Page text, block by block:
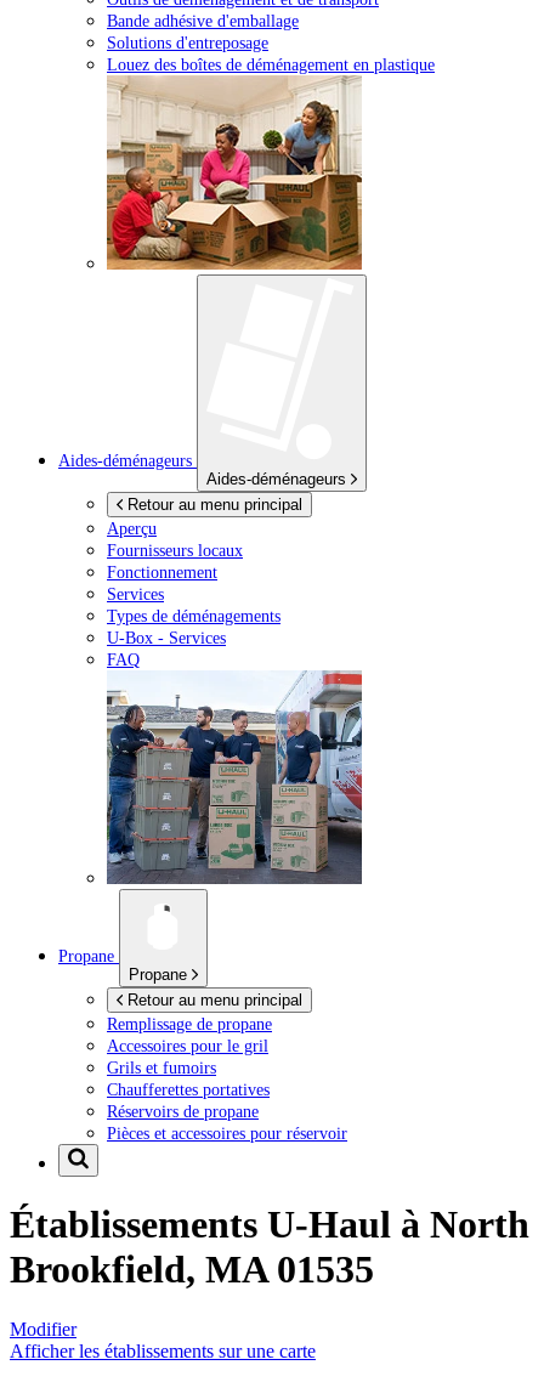
Bande adhésive d'emballage
Solutions d'entreposage
Louez des boîtes de déménagement en plastique
Aides-déménageurs
Aides-déménageurs
Retour au menu principal
Aperçu
Fournisseurs locaux
Fonctionnement
Services
Types de déménagements
U-Box - Services
FAQ
Propane
Propane
Retour au menu principal
Remplissage de propane
Accessoires pour le gril
Grils et fumoirs
Chaufferettes portatives
Réservoirs de propane
Pièces et accessoires pour réservoir
Établissements U-Haul à North
Brookfield, MA 01535
Modifier
Afficher les établissements sur une carte